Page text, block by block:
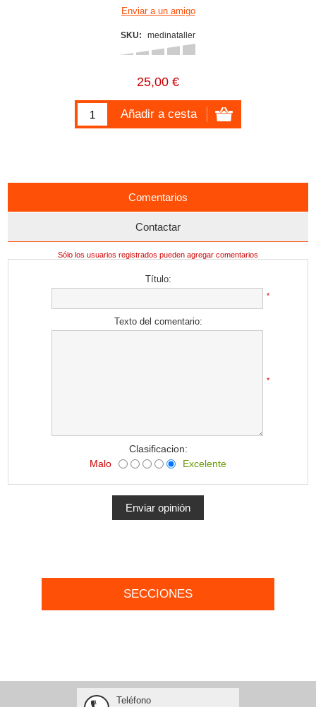
SKU: medinataller
25,00 €
Comentarios
Contactar
Sólo los usuarios registrados pueden agregar comentarios
Título:
*
Texto del comentario:
*
Clasificacion:
Malo
Excelente
SECCIONES
Teléfono